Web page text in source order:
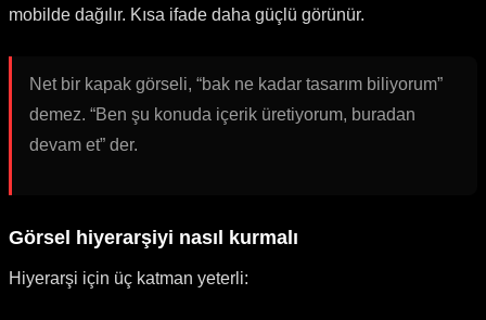
mobilde dağılır. Kısa ifade daha güçlü görünür.
Net bir kapak görseli, “bak ne kadar tasarım biliyorum”
demez. “Ben şu konuda içerik üretiyorum, buradan
devam et” der.
Görsel hiyerarşiyi nasıl kurmalı
Hiyerarşi için üç katman yeterli: